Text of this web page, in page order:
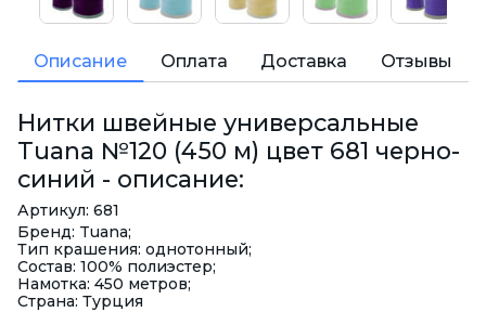
Описание Оплата Доставка Отзывы
Нитки швейные универсальные
Tuana №120 (450 м) цвет 681 черно-
синий - описание:
Артикул: 681
Бренд: Tuana;
Тип крашения: однотонный;
Состав: 100% полиэстер;
Намотка: 450 метров;
Страна: Турция